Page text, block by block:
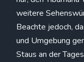
weitere
Beachte jedoch,
und Umgebung
Staus an der